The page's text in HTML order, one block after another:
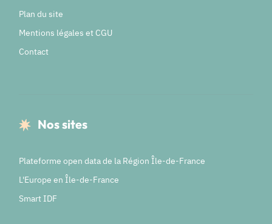
Plan du site
Mentions légales et CGU
Contact
Nos sites
Plateforme open data de la Région Île-de-France
L'Europe en Île-de-France
Smart IDF